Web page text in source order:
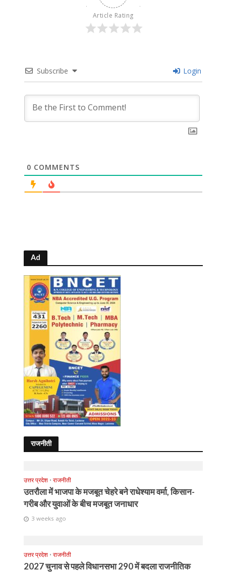
Article Rating
Subscribe Login
0 COMMENTS
Ad
राजनीती
उत्तर प्रदेश • राजनीती
उतरौला में भाजपा के मजबूत चेहरे बने राधेश्याम वर्मा, किसान-
गरीब और युवाओं के बीच मजबूत जनाधार
3 weeks ago
उत्तर प्रदेश • राजनीती
2027 चुनाव से पहले विधानसभा 290 में बदला राजनीतिक